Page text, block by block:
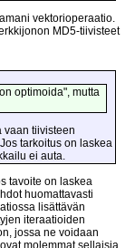
vektorioperaatio.
MD5-tiivisteet
optimoida", mutta
vaan tiivisteen
tarkoitus on laskea
ei auta.
tavoite on laskea
huomattavasti
lisättävän
iteraatioiden
jossa ne voidaan
molemmat sellaisia